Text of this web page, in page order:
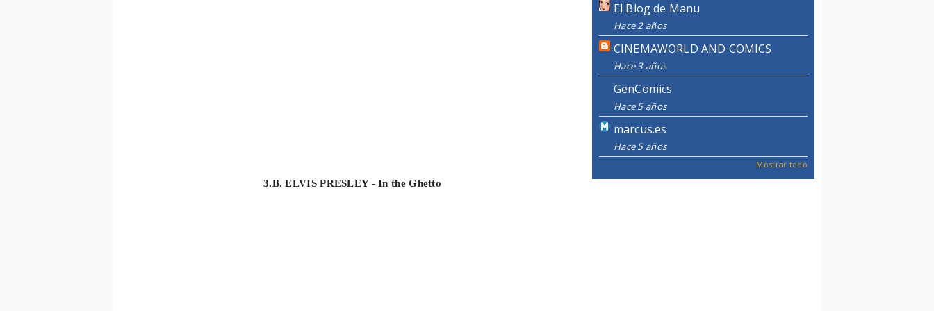
3.B. ELVIS PRESLEY - In the Ghetto
El Blog de Manu
Hace 2 años
CINEMAWORLD AND COMICS
Hace 3 años
GenComics
Hace 5 años
marcus.es
Hace 5 años
Mostrar todo